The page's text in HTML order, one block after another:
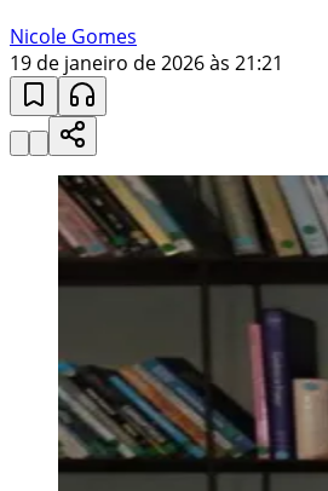
Nicole Gomes
19 de janeiro de 2026 às 21:21